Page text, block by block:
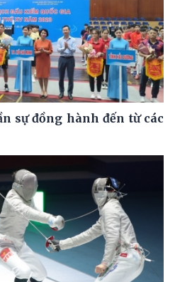
sự đồng hành đến từ các